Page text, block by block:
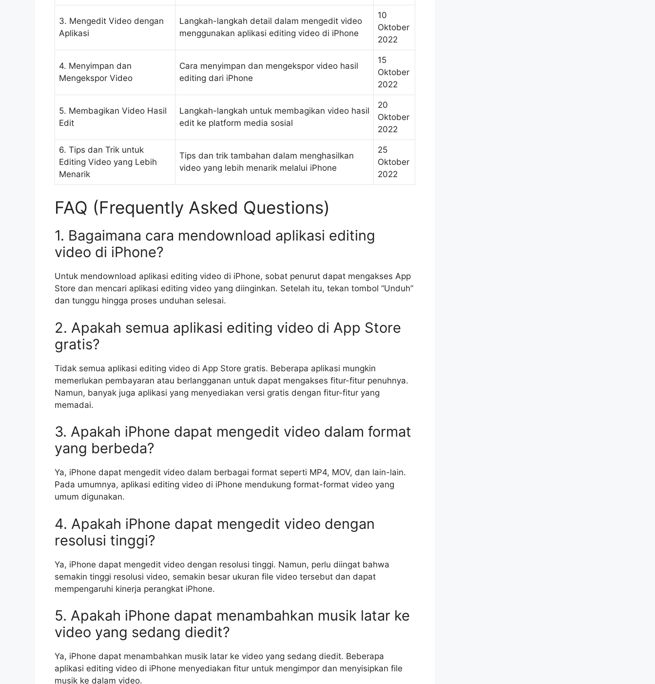
3. Mengedit Video dengan
Aplikasi
Langkah-langkah detail dalam mengedit video
menggunakan aplikasi editing video di iPhone
10
Oktober
2022
4. Menyimpan dan
Mengekspor Video
Cara menyimpan dan mengekspor video hasil
editing dari iPhone
15
Oktober
2022
5. Membagikan Video Hasil
Edit
Langkah-langkah untuk membagikan video hasil
edit ke platform media sosial
20
Oktober
2022
6. Tips dan Trik untuk
Editing Video yang Lebih
Menarik
Tips dan trik tambahan dalam menghasilkan
video yang lebih menarik melalui iPhone
25
Oktober
2022
FAQ (Frequently Asked Questions)
1. Bagaimana cara mendownload aplikasi editing
video di iPhone?
Untuk mendownload aplikasi editing video di iPhone, sobat penurut dapat mengakses App
Store dan mencari aplikasi editing video yang diinginkan. Setelah itu, tekan tombol “Unduh”
dan tunggu hingga proses unduhan selesai.
2. Apakah semua aplikasi editing video di App Store
gratis?
Tidak semua aplikasi editing video di App Store gratis. Beberapa aplikasi mungkin
memerlukan pembayaran atau berlangganan untuk dapat mengakses fitur-fitur penuhnya.
Namun, banyak juga aplikasi yang menyediakan versi gratis dengan fitur-fitur yang
memadai.
3. Apakah iPhone dapat mengedit video dalam format
yang berbeda?
Ya, iPhone dapat mengedit video dalam berbagai format seperti MP4, MOV, dan lain-lain.
Pada umumnya, aplikasi editing video di iPhone mendukung format-format video yang
umum digunakan.
4. Apakah iPhone dapat mengedit video dengan
resolusi tinggi?
Ya, iPhone dapat mengedit video dengan resolusi tinggi. Namun, perlu diingat bahwa
semakin tinggi resolusi video, semakin besar ukuran file video tersebut dan dapat
mempengaruhi kinerja perangkat iPhone.
5. Apakah iPhone dapat menambahkan musik latar ke
video yang sedang diedit?
Ya, iPhone dapat menambahkan musik latar ke video yang sedang diedit. Beberapa
aplikasi editing video di iPhone menyediakan fitur untuk mengimpor dan menyisipkan file
musik ke dalam video.